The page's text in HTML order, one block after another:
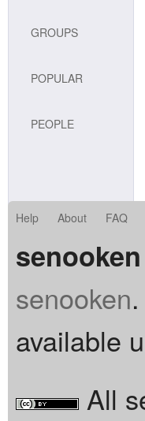
GROUPS
POPULAR
PEOPLE
Help About FAQ
senooken
available
All